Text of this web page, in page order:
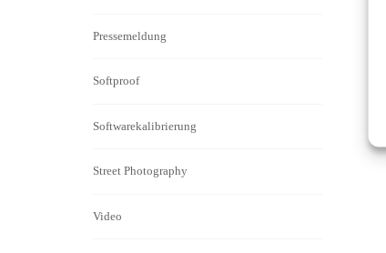
Pressemeldung
Softproof
Softwarekalibrierung
Street Photography
Video